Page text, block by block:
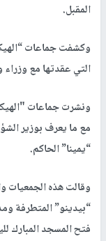
المقبل.
وكشفت جماعات
التي عقدتها مع وزراء
ونشرت جماعات
مع ما يعرف بوزير
“يمينا” الحاكم.
وقالت هذه الجمعيات
“بيدينو” المتطرفة
فتح المسجد المبارك